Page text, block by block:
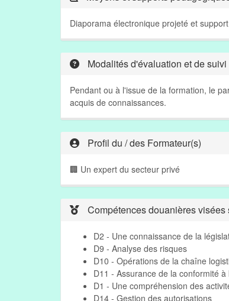
Diaporama électronique projeté et
Modalités d'évaluation et de suivi
Pendant ou à l'issue de la formation, le
acquis de connaissances.
Profil du / des Formateur(s)
🏢 Un expert du secteur privé
Compétences douanières
D2 - Une connaissance de la
D9 - Analyse des risques
D10 - Opérations de la chaîne
D11 - Assurance de la conformité
D1 - Une compréhension des
D14 - Gestion des autorisations